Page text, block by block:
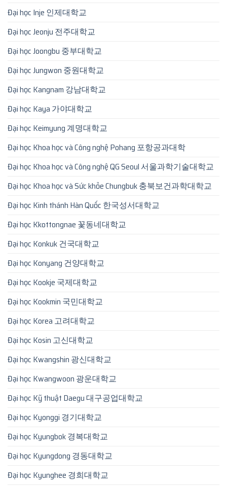
Đại học Inje 인제대학교
Đại học Jeonju 전주대학교
Đại học Joongbu 중부대학교
Đại học Jungwon 중원대학교
Đại học Kangnam 강남대학교
Đại học Kaya 가야대학교
Đại học Keimyung 계명대학교
Đại học Khoa học và Công nghệ Pohang 포항공과대학
Đại học Khoa học và Công nghệ QG Seoul 서울과학기술대학교
Đại học Khoa học và Sức khỏe Chungbuk 충북보건과학대학교
Đại học Kinh thánh Hàn Quốc 한국성서대학교
Đại học Kkottongnae 꽃동네대학교
Đại học Konkuk 건국대학교
Đại học Konyang 건양대학교
Đại học Kookje 국제대학교
Đại học Kookmin 국민대학교
Đại học Korea 고려대학교
Đại học Kosin 고신대학교
Đại học Kwangshin 광신대학교
Đại học Kwangwoon 광운대학교
Đại học Kỹ thuật Daegu 대구공업대학교
Đại học Kyonggi 경기대학교
Đại học Kyungbok 경복대학교
Đại học Kyungdong 경동대학교
Đại học Kyunghee 경희대학교